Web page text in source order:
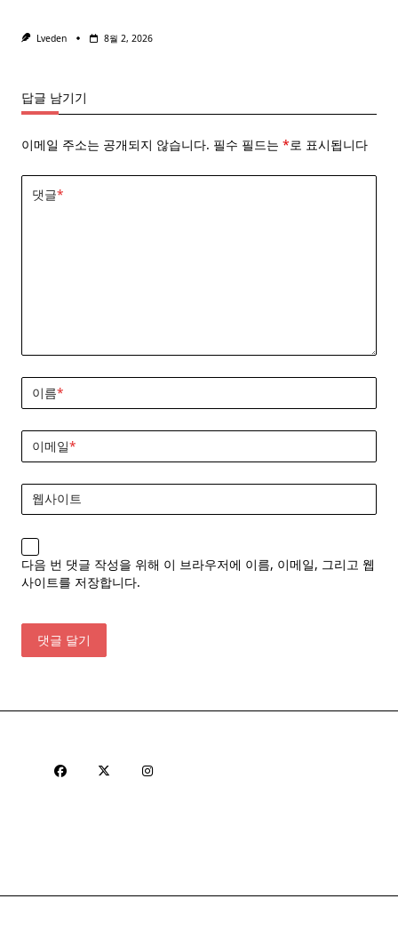
Lveden 8월 2, 2026
답글 남기기
이메일 주소는 공개되지 않습니다. 필수 필드는 *로 표시됩니다
댓글*
이름*
이메일*
웹사이트
다음 번 댓글 작성을 위해 이 브라우저에 이름, 이메일, 그리고 웹
사이트를 저장합니다.